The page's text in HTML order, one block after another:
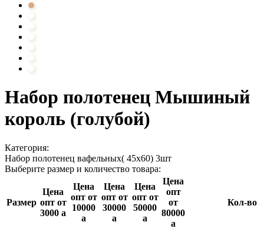
Набор полотенец Мышиный
король (голубой)
Категория:
Набор полотенец вафельных( 45х60) 3шт
Выберите размер и количество товара:
Размер
Цена
опт от
3000 a
Цена
опт от
10000
a
Цена
опт от
30000
a
Цена
опт от
50000
a
Цена
опт
от
80000
a
Кол-во